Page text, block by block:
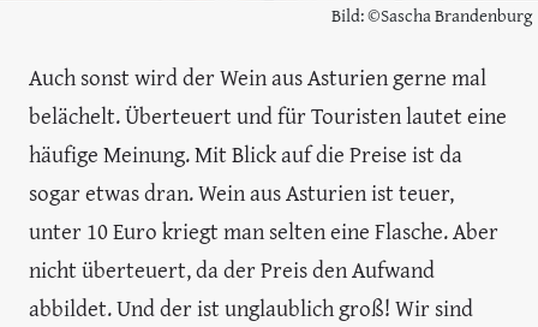
Bild: ©Sascha Brandenburg
Auch sonst wird der Wein aus Asturien gerne mal
belächelt. Überteuert und für Touristen lautet eine
häufige Meinung. Mit Blick auf die Preise ist da
sogar etwas dran. Wein aus Asturien ist teuer,
unter 10 Euro kriegt man selten eine Flasche. Aber
nicht überteuert, da der Preis den Aufwand
abbildet. Und der ist unglaublich groß! Wir sind